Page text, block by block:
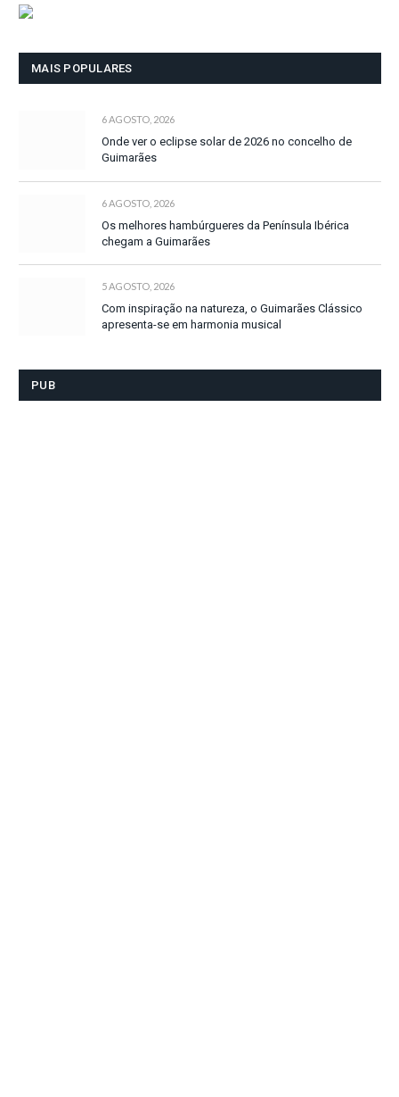
MAIS POPULARES
6 AGOSTO, 2026
Onde ver o eclipse solar de 2026 no concelho de
Guimarães
6 AGOSTO, 2026
Os melhores hambúrgueres da Península Ibérica
chegam a Guimarães
5 AGOSTO, 2026
Com inspiração na natureza, o Guimarães Clássico
apresenta-se em harmonia musical
PUB